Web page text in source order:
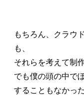
もちろん、クラウ
も、
それらを考えて制
でも僕の頭の中で
することもなかっ